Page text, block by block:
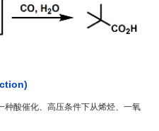
酸催化、高压条件下从烯烃、一氧